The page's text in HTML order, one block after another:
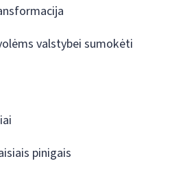
valstybei sumokėti
pinigais